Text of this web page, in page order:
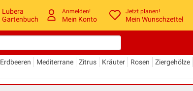
Lubera
Gartenbuch
Anmelden!
Mein Konto
Jetzt planen!
Mein Wunschzettel
Erdbeeren Mediterrane Zitrus Kräuter Rosen Ziergehölze